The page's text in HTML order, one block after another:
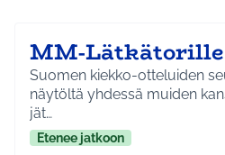
MM-
Suomen kiekko-otteluiden
näytöltä yhdessä muiden
jät…
Etenee jatkoon